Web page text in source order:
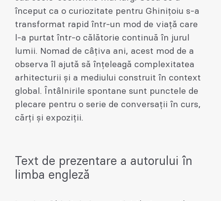
început ca o curiozitate pentru Ghinițoiu s-a
transformat rapid într-un mod de viață care
l-a purtat într-o călătorie continuă în jurul
lumii. Nomad de câțiva ani, acest mod de a
observa îl ajută să înțeleagă complexitatea
arhitecturii și a mediului construit în context
global. Întâlnirile spontane sunt punctele de
plecare pentru o serie de conversații în curs,
cărți și expoziții.
Text de prezentare a autorului în
limba engleză